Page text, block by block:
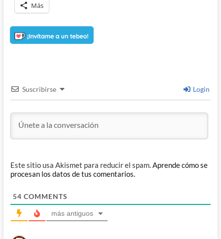
Más
Suscribirse Login
Este sitio usa Akismet para reducir el spam.Aprende cómo se
procesan los datos de tus comentarios.
54 COMMENTS
más antiguos